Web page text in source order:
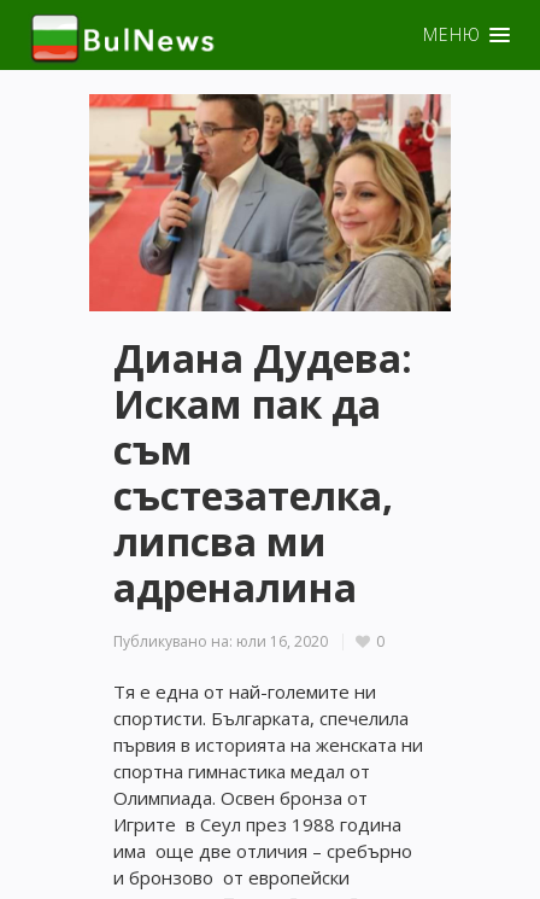
МЕНЮ
Диана Дудева:
Искам пак да
съм
състезателка,
липсва ми
адреналина
Публикувано на: юли 16, 2020 0
Тя е една от най-големите ни
спортисти. Българката, спечелила
първия в историята на женската ни
спортна гимнастика медал от
Олимпиада. Освен бронза от
Игрите в Сеул през 1988 година
има още две отличия – сребърно
и бронзово от европейски